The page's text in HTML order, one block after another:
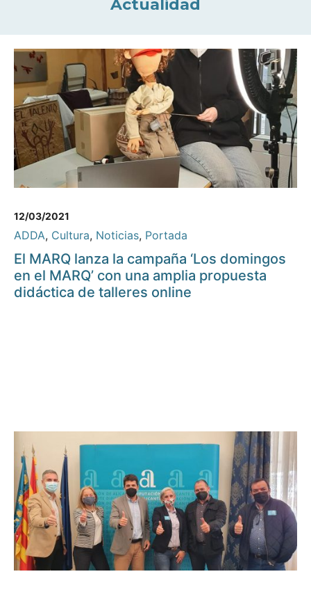
Actualidad
12/03/2021
ADDA, Cultura, Noticias, Portada
El MARQ lanza la campaña ‘Los domingos
en el MARQ’ con una amplia propuesta
didáctica de talleres online